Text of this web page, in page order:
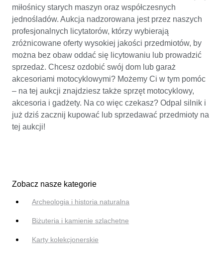
miłośnicy starych maszyn oraz współczesnych
jednośladów. Aukcja nadzorowana jest przez naszych
profesjonalnych licytatorów, którzy wybierają
zróżnicowane oferty wysokiej jakości przedmiotów, by
można bez obaw oddać się licytowaniu lub prowadzić
sprzedaż. Chcesz ozdobić swój dom lub garaż
akcesoriami motocyklowymi? Możemy Ci w tym pomóc
– na tej aukcji znajdziesz także sprzęt motocyklowy,
akcesoria i gadżety. Na co więc czekasz? Odpal silnik i
już dziś zacznij kupować lub sprzedawać przedmioty na
tej aukcji!
Zobacz nasze kategorie
Archeologia i historia naturalna
Biżuteria i kamienie szlachetne
Karty kolekcjonerskie